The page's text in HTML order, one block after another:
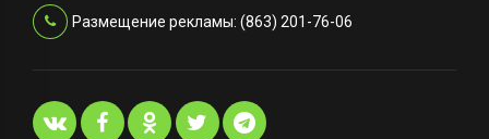
Размещение рекламы: (863) 201-76-06